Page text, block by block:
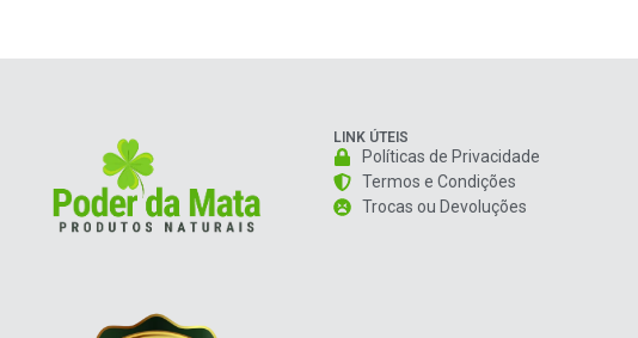
LINK ÚTEIS
Políticas de Privacidade
Termos e Condições
Trocas ou Devoluções